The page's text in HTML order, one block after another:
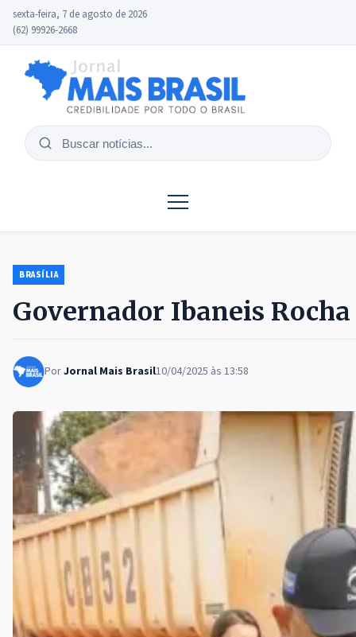
sexta-feira, 7 de agosto de 2026
(62) 99926-2668
Buscar
BRASÍLIA
Governador Ibaneis
PorJornal Mais Brasil10/04/2025 às 13:58